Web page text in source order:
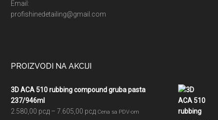
Email:
profishinedetailing@gmail.com
PROIZVODI NA AKCIJI
3D ACA 510 rubbing compound gruba pasta
237/946ml
2.580,00 рсд – 7.605,00 рсдRaspon
Cena sa PDV-om